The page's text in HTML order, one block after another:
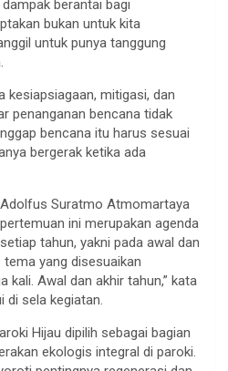
berantai bagi
bukan untuk kita
untuk punya tanggung
kesiapsiagaan, mitigasi, dan
penanganan bencana tidak
bencana itu harus sesuai
bergerak ketika ada
Suratmo Atmomartaya
ini merupakan agenda
tahun, yakni pada awal dan
yang disesuaikan
kali. Awal dan akhir tahun,” kata
di sela kegiatan.
Hijau dipilih sebagai bagian
ekologis integral di paroki.